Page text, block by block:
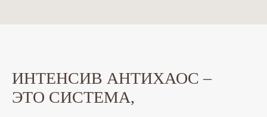
ИНТЕНСИВ АНТИХАОС –
ЭТО СИСТЕМА,